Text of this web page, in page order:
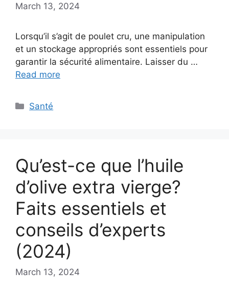
March 13, 2024
Lorsqu’il s’agit de poulet cru, une manipulation
et un stockage appropriés sont essentiels pour
garantir la sécurité alimentaire. Laisser du …
Read more
Categories
Santé
Qu’est-ce que l’huile
d’olive extra vierge?
Faits essentiels et
conseils d’experts
(2024)
March 13, 2024